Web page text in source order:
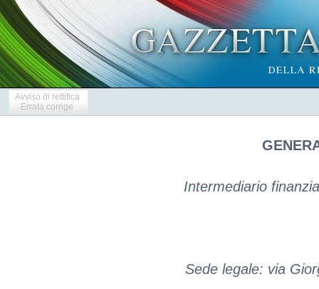
Avviso di rettifica
Errata corrige
Intermediario
Sede legale: via